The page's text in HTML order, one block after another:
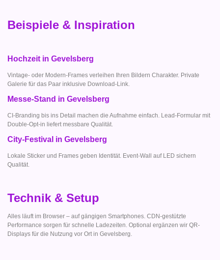
Beispiele & Inspiration
Hochzeit in Gevelsberg
Vintage- oder Modern-Frames verleihen Ihren Bildern Charakter. Private
Galerie für das Paar inklusive Download-Link.
Messe-Stand in Gevelsberg
CI-Branding bis ins Detail machen die Aufnahme einfach. Lead-Formular mit
Double-Opt-in liefert messbare Qualität.
City-Festival in Gevelsberg
Lokale Sticker und Frames geben Identität. Event-Wall auf LED sichern
Qualität.
Technik & Setup
Alles läuft im Browser – auf gängigen Smartphones. CDN-gestützte
Performance sorgen für schnelle Ladezeiten. Optional ergänzen wir QR-
Displays für die Nutzung vor Ort in Gevelsberg.